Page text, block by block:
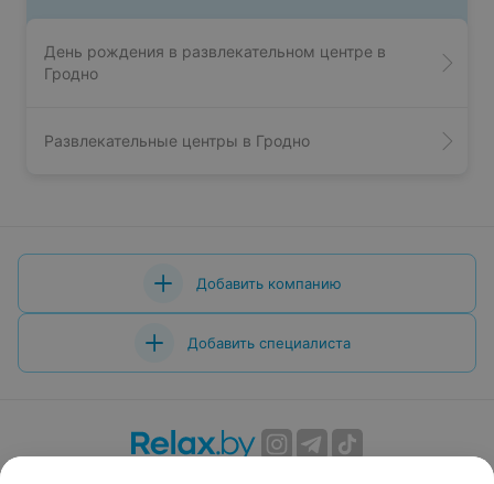
День рождения в развлекательном центре в
Гродно
Развлекательные центры в Гродно
Добавить компанию
Добавить специалиста